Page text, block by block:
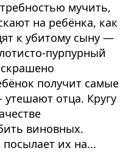
мучить,
на ребёнка, как
к убитому сыну —
пурпурный
получит самые
отца. Кругу
виновных.
их на...